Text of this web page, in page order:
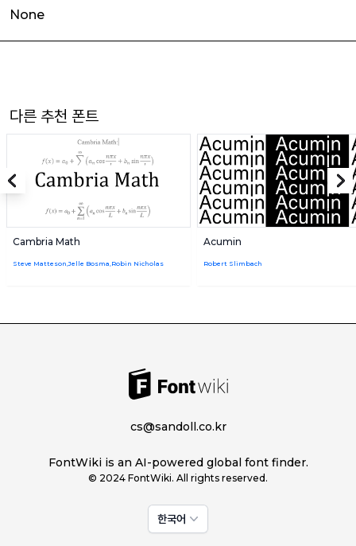
None
다른 추천 폰트
Cambria Math
Steve Matteson,Jelle Bosma,Robin Nicholas
Acumin
Robert Slimbach
cs@sandoll.co.kr
FontWiki is an AI-powered global font finder.
© 2024 FontWiki. All rights reserved.
한국어